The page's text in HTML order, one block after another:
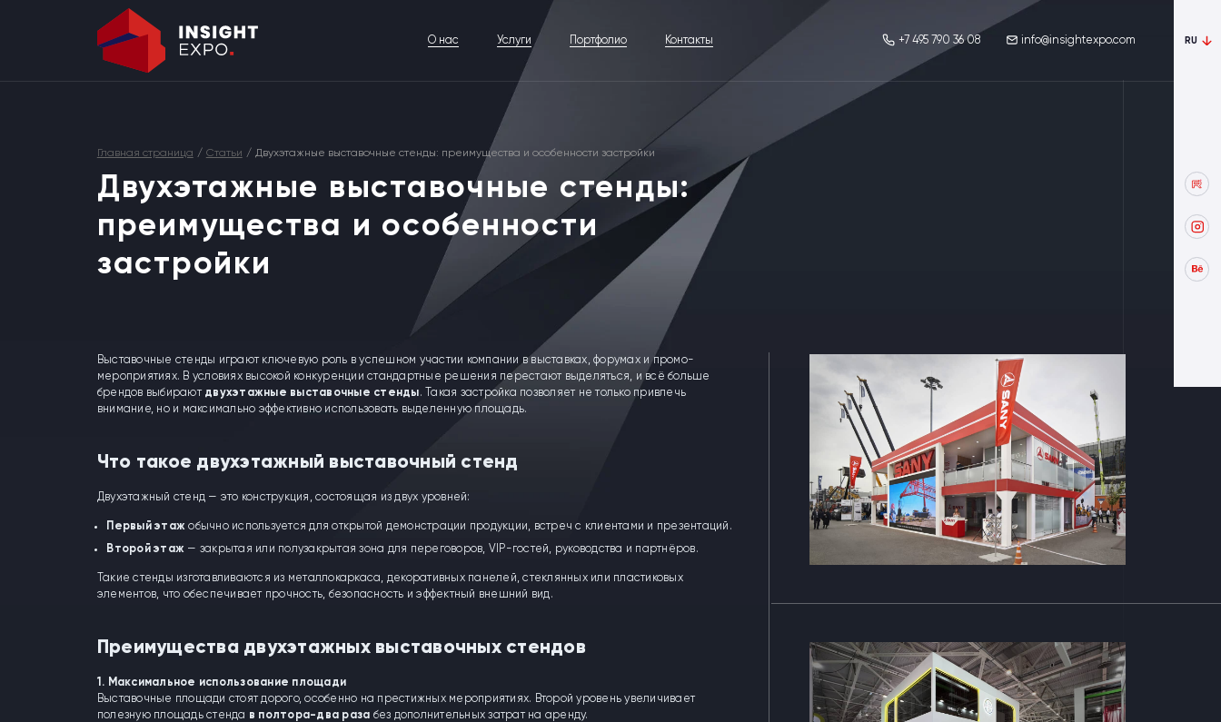
О нас Услуги Портфолио Контакты +7 495 790 36 08 info@insightexpo.com RU
Главная страница / Статьи / Двухэтажные выставочные стенды: преимущества и особенности застройки
Двухэтажные выставочные стенды:
преимущества и особенности
застройки
Выставочные стенды играют ключевую роль в успешном участии компании в выставках, форумах и промо-
мероприятиях. В условиях высокой конкуренции стандартные решения перестают выделяться, и всё больше
брендов выбирают двухэтажные выставочные стенды. Такая застройка позволяет не только привлечь
внимание, но и максимально эффективно использовать выделенную площадь.
Что такое двухэтажный выставочный стенд
Двухэтажный стенд — это конструкция, состоящая из двух уровней:
Первый этаж обычно используется для открытой демонстрации продукции, встреч с клиентами и презентаций.
Второй этаж — закрытая или полузакрытая зона для переговоров, VIP-гостей, руководства и партнёров.
Такие стенды изготавливаются из металлокаркаса, декоративных панелей, стеклянных или пластиковых
элементов, что обеспечивает прочность, безопасность и эффектный внешний вид.
Преимущества двухэтажных выставочных стендов
1. Максимальное использование площади
Выставочные площади стоят дорого, особенно на престижных мероприятиях. Второй уровень увеличивает
полезную площадь стенда в полтора-два раза без дополнительных затрат на аренду.